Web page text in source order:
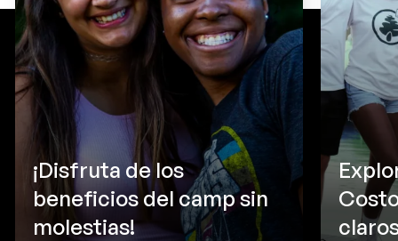
¡Disfruta de los
beneficios del camp sin
molestias!